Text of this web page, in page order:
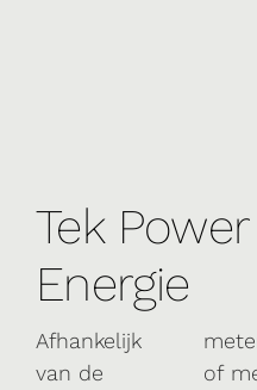
Tek
Energie
Afhankelijk
van de
of